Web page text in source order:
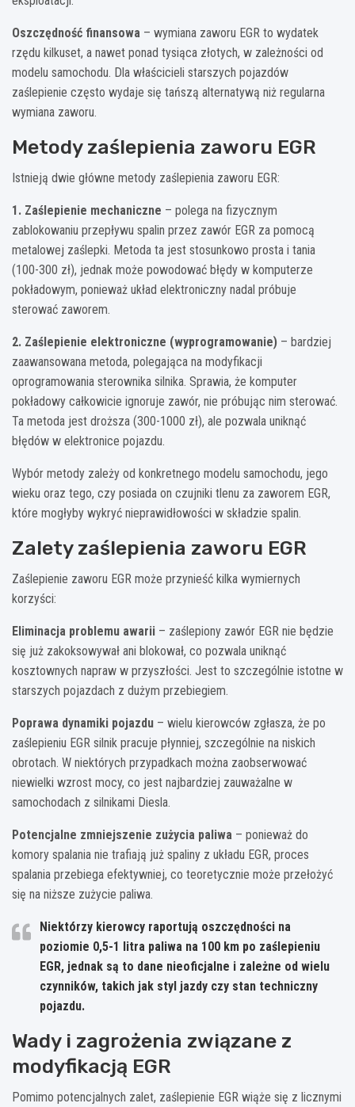
Oszczędność finansowa – wymiana zaworu EGR to wydatek
rzędu kilkuset, a nawet ponad tysiąca złotych, w zależności od
modelu samochodu. Dla właścicieli starszych pojazdów
zaślepienie często wydaje się tańszą alternatywą niż regularna
wymiana zaworu.
Metody zaślepienia zaworu EGR
Istnieją dwie główne metody zaślepienia zaworu EGR:
1. Zaślepienie mechaniczne – polega na fizycznym
zablokowaniu przepływu spalin przez zawór EGR za pomocą
metalowej zaślepki. Metoda ta jest stosunkowo prosta i tania
(100-300 zł), jednak może powodować błędy w komputerze
pokładowym, ponieważ układ elektroniczny nadal próbuje
sterować zaworem.
2. Zaślepienie elektroniczne (wyprogramowanie) – bardziej
zaawansowana metoda, polegająca na modyfikacji
oprogramowania sterownika silnika. Sprawia, że komputer
pokładowy całkowicie ignoruje zawór, nie próbując nim sterować.
Ta metoda jest droższa (300-1000 zł), ale pozwala uniknąć
błędów w elektronice pojazdu.
Wybór metody zależy od konkretnego modelu samochodu, jego
wieku oraz tego, czy posiada on czujniki tlenu za zaworem EGR,
które mogłyby wykryć nieprawidłowości w składzie spalin.
Zalety zaślepienia zaworu EGR
Zaślepienie zaworu EGR może przynieść kilka wymiernych
korzyści:
Eliminacja problemu awarii – zaślepiony zawór EGR nie będzie
się już zakoksowywał ani blokował, co pozwala uniknąć
kosztownych napraw w przyszłości. Jest to szczególnie istotne w
starszych pojazdach z dużym przebiegiem.
Poprawa dynamiki pojazdu – wielu kierowców zgłasza, że po
zaślepieniu EGR silnik pracuje płynniej, szczególnie na niskich
obrotach. W niektórych przypadkach można zaobserwować
niewielki wzrost mocy, co jest najbardziej zauważalne w
samochodach z silnikami Diesla.
Potencjalne zmniejszenie zużycia paliwa – ponieważ do
komory spalania nie trafiają już spaliny z układu EGR, proces
spalania przebiega efektywniej, co teoretycznie może przełożyć
się na niższe zużycie paliwa.
Niektórzy kierowcy raportują oszczędności na
poziomie 0,5-1 litra paliwa na 100 km po zaślepieniu
EGR, jednak są to dane nieoficjalne i zależne od wielu
czynników, takich jak styl jazdy czy stan techniczny
pojazdu.
Wady i zagrożenia związane z
modyfikacją EGR
Pomimo potencjalnych zalet, zaślepienie EGR wiąże się z licznymi